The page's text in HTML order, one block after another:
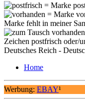
= Marke
= Marke
Marke fehlt in meiner
Zeichen postfrisch oder/
Deutsches Reich -
Home
Werbung: EBAY¹